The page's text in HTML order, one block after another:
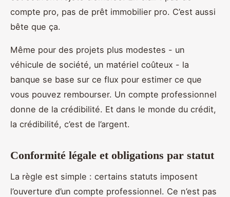
compte pro, pas de prêt immobilier pro. C’est aussi
bête que ça.
Même pour des projets plus modestes - un
véhicule de société, un matériel coûteux - la
banque se base sur ce flux pour estimer ce que
vous pouvez rembourser. Un compte professionnel
donne de la crédibilité. Et dans le monde du crédit,
la crédibilité, c’est de l’argent.
Conformité légale et obligations par statut
La règle est simple : certains statuts imposent
l’ouverture d’un compte professionnel. Ce n’est pas